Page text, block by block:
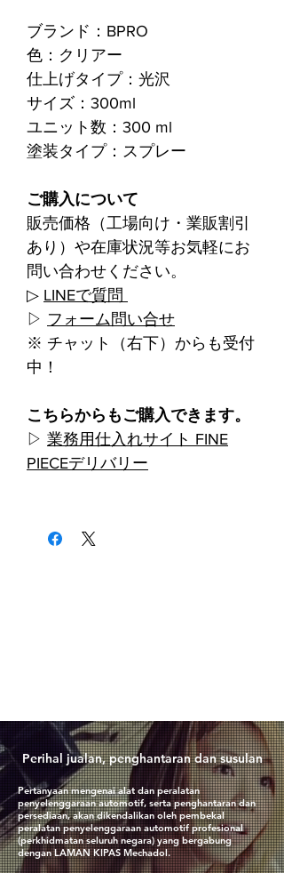
ブランド：BPRO
色：クリアー
仕上げタイプ：光沢
サイズ：300ml
ユニット数：300 ml
塗装タイプ：スプレー
ご購入について
販売価格（工場向け・業販割引
あり）や在庫状況等お気軽にお
問い合わせください。
▷ LINEで質問
▷ フォーム問い合せ
※ チャット（右下）からも受付
中！
こちらからもご購入できます。
▷ 業務用仕入れサイト FINE
PIECEデリバリー
​Perihal jualan, penghantaran dan susulan
Pertanyaan mengenai alat dan peralatan
penyelenggaraan automotif, serta penghantaran dan
persediaan, akan dikendalikan oleh pembekal
peralatan penyelenggaraan automotif profesional
(perkhidmatan seluruh negara) yang bergabung
dengan LAMAN KIPAS Mechadol.